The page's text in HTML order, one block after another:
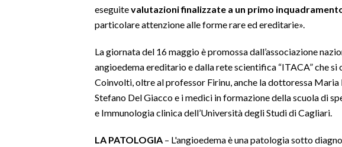
eseguitevalutazioni finalizzate a un primo
particolare attenzione alle forme rare ed ereditarie».
La giornata del 16 maggio è promossa dall’associazione
angioedema ereditario e dalla rete scientifica “ITACA” che si
Coinvolti, oltre al professor Firinu, anche la dottoressa Maria
Stefano Del Giacco e i medici in formazione della scuola di
e Immunologia clinica dell’Università degli Studi di Cagliari.
LA PATOLOGIA – L'angioedema è una patologia sotto